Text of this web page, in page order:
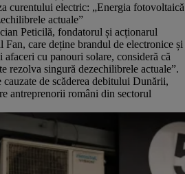
curentului electric: „Energia fotovoltaică
actuale”
Peticilă, fondatorul și acționarul
care deține brandul de electronice și
cu panouri solare, consideră că
rezolva singură dezechilibrele actuale”.
de scăderea debitului Dunării,
antreprenorii români din sectorul